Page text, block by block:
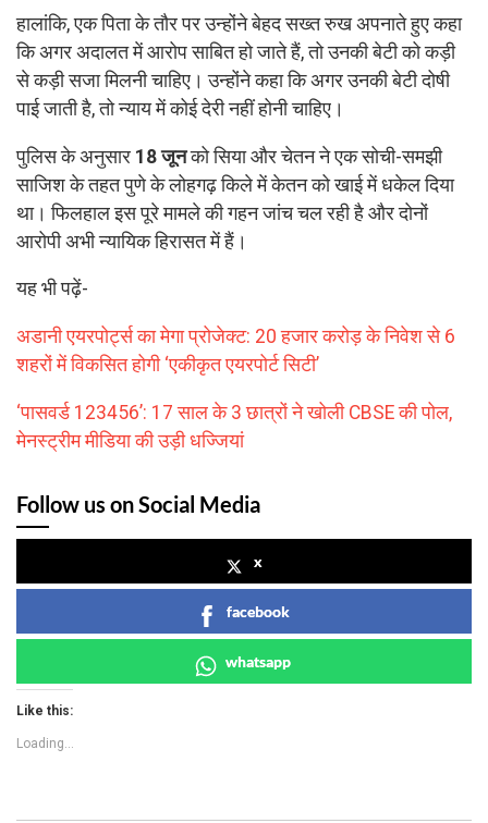
हालांकि, एक पिता के तौर पर उन्होंने बेहद सख्त रुख अपनाते हुए कहा
कि अगर अदालत में आरोप साबित हो जाते हैं, तो उनकी बेटी को कड़ी
से कड़ी सजा मिलनी चाहिए। उन्होंने कहा कि अगर उनकी बेटी दोषी
पाई जाती है, तो न्याय में कोई देरी नहीं होनी चाहिए।
पुलिस के अनुसार 18 जूनको सिया और चेतन ने एक सोची-समझी
साजिश के तहत पुणे के लोहगढ़ किले में केतन को खाई में धकेल दिया
था। फिलहाल इस पूरे मामले की गहन जांच चल रही है और दोनों
आरोपी अभी न्यायिक हिरासत में हैं।
यह भी पढ़ें-
अडानी एयरपोर्ट्स का मेगा प्रोजेक्ट: 20 हजार करोड़ के निवेश से 6
शहरों में विकसित होगी ‘एकीकृत एयरपोर्ट सिटी’
‘पासवर्ड 123456’: 17 साल के 3 छात्रों ने खोली CBSE की पोल,
मेनस्ट्रीम मीडिया की उड़ी धज्जियां
Follow us on Social Media
x
facebook
whatsapp
Like this:
Loading...